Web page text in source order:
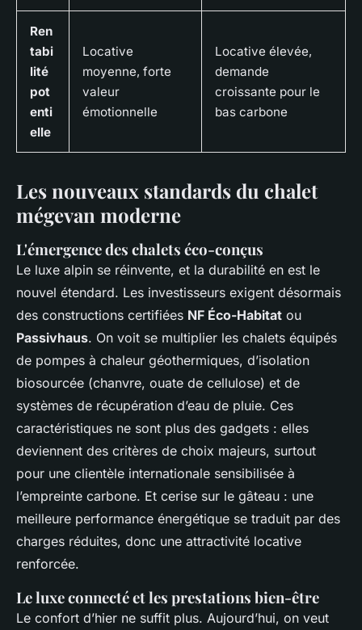
Ren
tabi
lité
pot
enti
elle
Locative
moyenne, forte
valeur
émotionnelle
Locative élevée,
demande
croissante pour le
bas carbone
Les nouveaux standards du chalet
mégevan moderne
L'émergence des chalets éco-conçus
Le luxe alpin se réinvente, et la durabilité en est le
nouvel étendard. Les investisseurs exigent désormais
des constructions certifiées NF Éco-Habitat ou
Passivhaus. On voit se multiplier les chalets équipés
de pompes à chaleur géothermiques, d’isolation
biosourcée (chanvre, ouate de cellulose) et de
systèmes de récupération d’eau de pluie. Ces
caractéristiques ne sont plus des gadgets : elles
deviennent des critères de choix majeurs, surtout
pour une clientèle internationale sensibilisée à
l’empreinte carbone. Et cerise sur le gâteau : une
meilleure performance énergétique se traduit par des
charges réduites, donc une attractivité locative
renforcée.
Le luxe connecté et les prestations bien-être
Le confort d’hier ne suffit plus. Aujourd’hui, on veut